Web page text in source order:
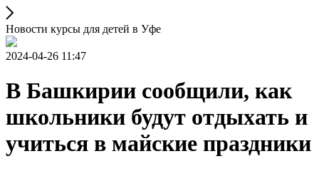
Новости курсы для детей в Уфе
2024-04-26 11:47
В Башкирии сообщили, как
школьники будут отдыхать и
учиться в майские праздники